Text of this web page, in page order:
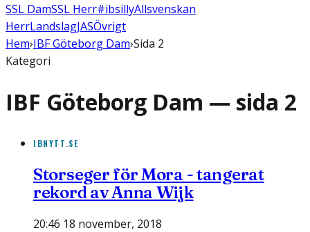
SSL DamSSL Herr#ibsillyAllsvenskan
HerrLandslagJASÖvrigt
Hem›IBF Göteborg Dam›Sida 2
Kategori
IBF Göteborg Dam — sida 2
IBNYTT.SE
Storseger för Mora - tangerat
rekord av Anna Wijk
20:46 18 november, 2018